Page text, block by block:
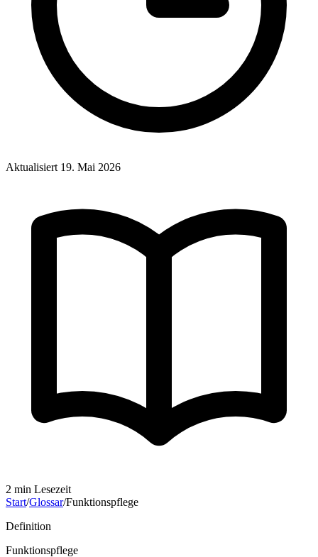
Aktualisiert 19. Mai 2026
2 min Lesezeit
Start/Glossar/Funktionspflege
Definition
Funktionspflege